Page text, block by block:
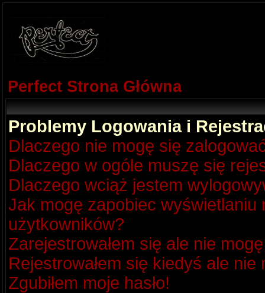
Perfect Strona Główna
Problemy Logowania i
Dlaczego nie mogę się
Dlaczego w ogóle muszę się
Dlaczego wciąż jestem
Jak mogę zapobiec
użytkowników?
Zarejestrowałem się ale nie
Rejestrowałem się kiedyś ale
Zgubiłem moje hasło!